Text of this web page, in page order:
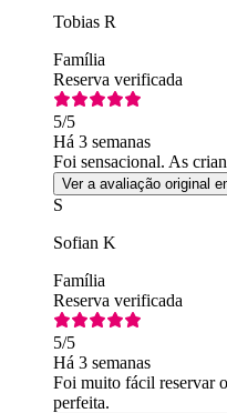
Tobias R
Família
Reserva verificada
5/5
Há 3 semanas
Foi sensacional. As
Ver a avaliação original
S
Sofian K
Família
Reserva verificada
5/5
Há 3 semanas
Foi muito fácil reservar
perfeita.